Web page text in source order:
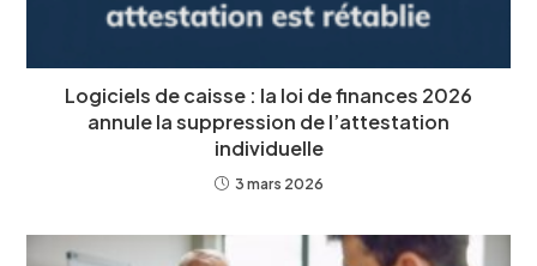
Logiciels de caisse : la loi de finances 2026
annule la suppression de l’attestation
individuelle
3 mars 2026